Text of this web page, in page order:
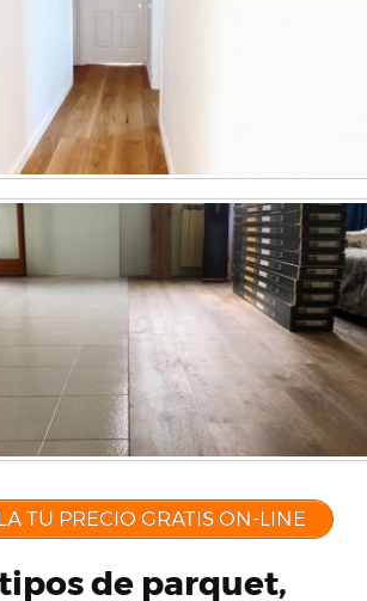
TU PRECIO GRATIS ON-LINE
de parquet,